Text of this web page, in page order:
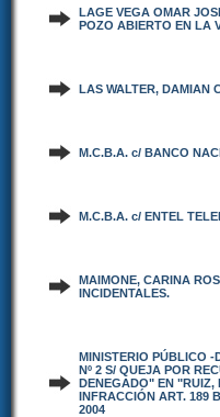
LAGE VEGA OMAR
POZO ABIERTO EN LA
LAS WALTER, DAMIAN
M.C.B.A. c/ BANCO
M.C.B.A. c/ ENTEL
MAIMONE, CARINA
INCIDENTALES.
MINISTERIO PÚBLICO -
Nº 2 S/ QUEJA POR
DENEGADO" EN "RUIZ,
INFRACCIÓN ART. 189
2004